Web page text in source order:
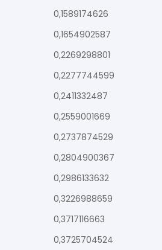
0,1589174626
0,1654902587
0,2269298801
0,2277744599
0,2411332487
0,2559001669
0,2737874529
0,2804900367
0,2986133632
0,3226988659
0,3717116663
0,3725704524